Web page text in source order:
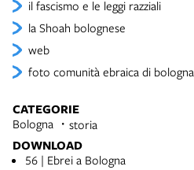
il fascismo e le leggi razziali
la Shoah bolognese
web
foto comunità ebraica di bologna
CATEGORIE
Bologna storia
DOWNLOAD
56 | Ebrei a Bologna